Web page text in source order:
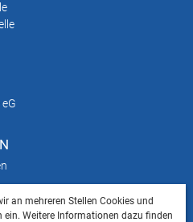
an mehreren Stellen Cookies und
ein. Weitere Informationen dazu finden